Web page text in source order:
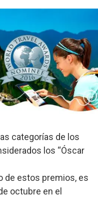
categorías de los
los “Óscar
de estos premios, es
octubre en el